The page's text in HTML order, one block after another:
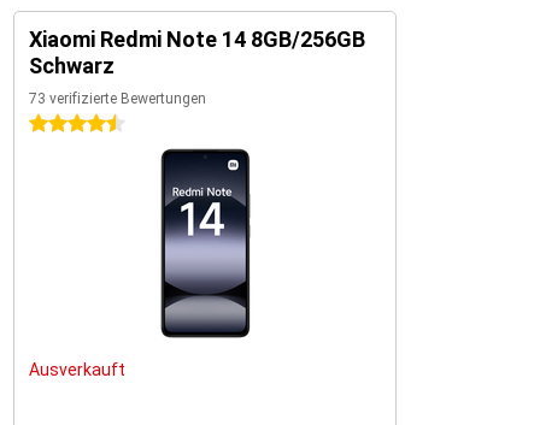
Xiaomi Redmi Note 14 8GB/256GB
Schwarz
73 verifizierte Bewertungen
4.5 Sterne
Ausverkauft